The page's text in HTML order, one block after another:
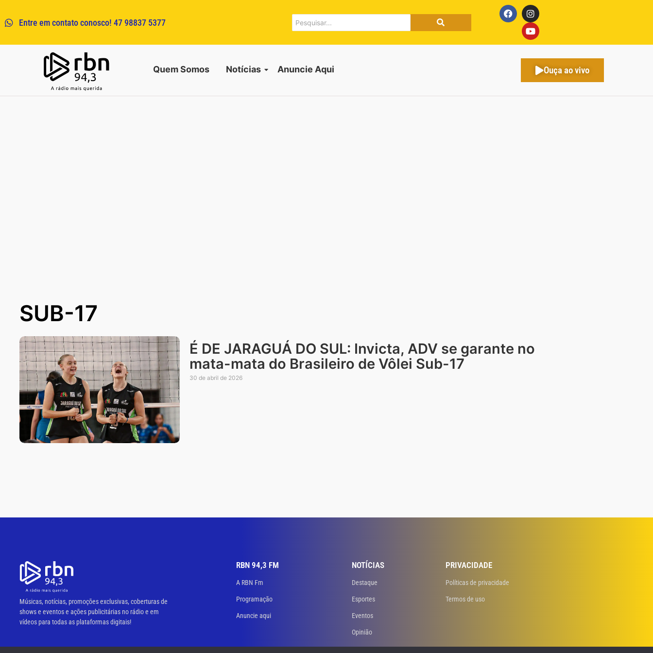
Entre em contato conosco! 47 98837 5377
Quem Somos Notícias Anuncie Aqui Ouça ao vivo
SUB-17
É DE JARAGUÁ DO SUL: Invicta, ADV se garante no
mata-mata do Brasileiro de Vôlei Sub-17
30 de abril de 2026
Músicas, notícias, promoções exclusivas, coberturas de
shows e eventos e ações publicitárias no rádio e em
vídeos para todas as plataformas digitais!
RBN 94,3 FM
A RBN Fm
Programação
Anuncie aqui
NOTÍCIAS
Destaque
Esportes
Eventos
Opinião
PRIVACIDADE
Políticas de privacidade
Termos de uso